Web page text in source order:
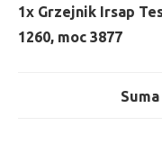
1x Grzejnik Irsap
1260, moc 3877
Suma